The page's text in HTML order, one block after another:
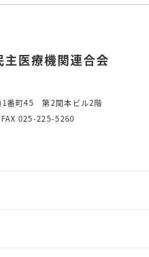
主医療機関連合会
1番町45 第2関本ビル2階
025-225-5260